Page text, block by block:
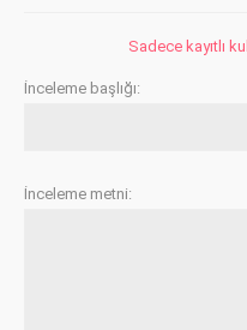
Sadece kayıtlı
İnceleme başlığı:
İnceleme metni: